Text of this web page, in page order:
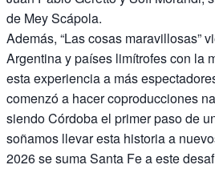
de Mey Scápola.
Además, “Las cosas maravillosas”
Argentina y países limítrofes con la
esta experiencia a más
comenzó a hacer coproducciones
siendo Córdoba el primer paso de
soñamos llevar esta historia a
2026 se suma Santa Fe a este